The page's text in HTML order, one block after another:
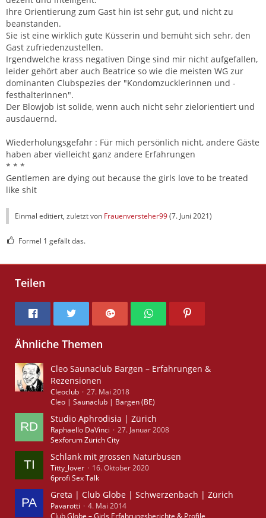
Ihre Orientierung zum Gast hin ist sehr gut, und nicht zu
beanstanden.
Sie ist eine wirklich gute Küsserin und bemüht sich sehr, den
Gast zufriedenzustellen.
Irgendwelche krass negativen Dinge sind mir nicht aufgefallen,
leider gehört aber auch Beatrice so wie die meisten WG zur
dominanten Clubspezies der "Kondomzucklerinnen und -
festhalterinnen".
Der Blowjob ist solide, wenn auch nicht sehr zielorientiert und
ausdauernd.
Wiederholungsgefahr : Für mich persönlich nicht, andere Gäste
haben aber vielleicht ganz andere Erfahrungen
* * *
Gentlemen are dying out because the girls love to be treated
like shit
Einmal editiert, zuletzt von Frauenversteher99(7. Juni 2021)
Formel 1 gefällt das.
Teilen
Ähnliche Themen
Cleo Saunaclub Bargen – Erfahrungen &
Rezensionen
Cleoclub
27. Mai 2018
Cleo | Saunaclub | Bargen (BE)
Studio Aphrodisia | Zürich
Raphaello DaVinci
27. Januar 2008
Sexforum Zürich City
Schlank mit grossen Naturbusen
Titty_lover
16. Oktober 2020
6profi Sex Talk
Greta | Club Globe | Schwerzenbach | Zürich
Pavarotti
4. Mai 2014
Club Globe – Girls Erfahrungsberichte & Profile